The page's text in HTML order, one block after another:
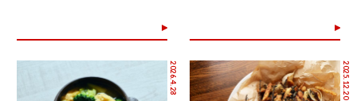
2026.4.28 2025.12.20